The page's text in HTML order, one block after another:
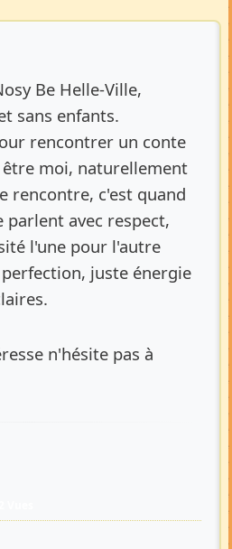
Be Helle-Ville,
sans enfants.
rencontrer un conte
moi, naturellement
rencontre, c'est quand
parlent avec respect,
l'une pour l'autre
juste énergie
n'hésite pas à